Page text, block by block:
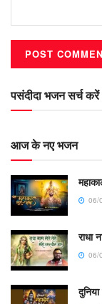
पसंदीदा भजन सर्च करें
आज के नए भजन
06/
राधा
06/